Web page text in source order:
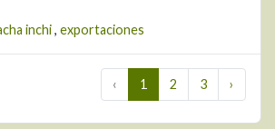
inchi, exportaciones
‹ 1 2 3 ›